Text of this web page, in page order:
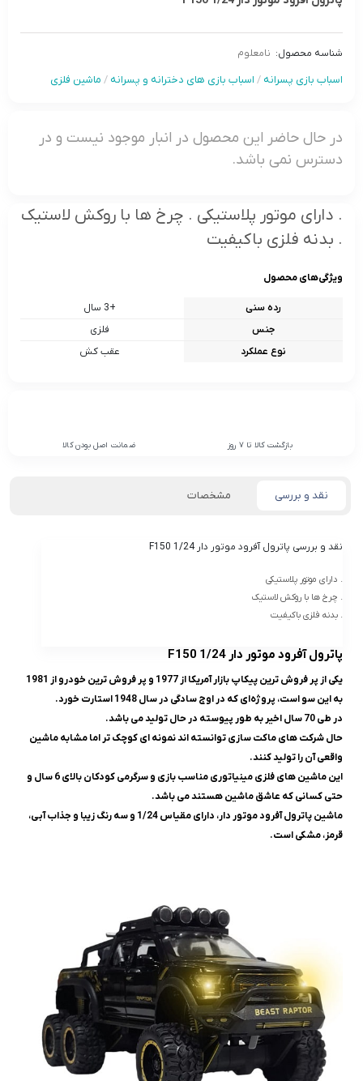
شناسه محصول: نامعلوم
اسباب بازی پسرانه / اسباب بازی های دخترانه و پسرانه / ماشین فلزی
در حال حاضر این محصول در انبار موجود نیست و در
دسترس نمی باشد.
. دارای موتور پلاستیکی . چرخ ها با روکش لاستیک
. بدنه فلزی باکیفیت
ویژگی‌های محصول
رده سنی
+3 سال
جنس
فلزی
نوع عملکرد
عقب کش
بازگشت کالا تا 7 روز ضمانت اصل بودن کالا
نقد و بررسی مشخصات
نقد و بررسی پاترول آفرود موتور دار F150 1/24
. دارای موتور پلاستیکی
. چرخ ها با روکش لاستیک
. بدنه فلزی باکیفیت
پاترول آفرود موتور دار F150 1/24
یکی از پر فروش‌ ترین پیکاپ بازار آمریکا از 1977 و پر فروش‌ ترین خودرو از 1981
به این ‌سو است، پروژه‌ای که در اوج سادگی در سال 1948 استارت خورد.
در طی 70 سال اخیر به طور پیوسته در حال تولید می باشد.
حال شرکت های ماکت سازی توانسته اند نمونه ای کوچک تر اما مشابه ماشین
واقعی آن را تولید کنند.
این ماشین های فلزی مینیاتوری مناسب بازی و سرگرمی کودکان بالای 6 سال و
حتی کسانی که عاشق ماشین هستند می باشد.
ماشین پاترول آفرود موتور دار، دارای مقیاس 1/24 و سه رنگ زیبا و جذاب آبی،
قرمز، مشکی است.